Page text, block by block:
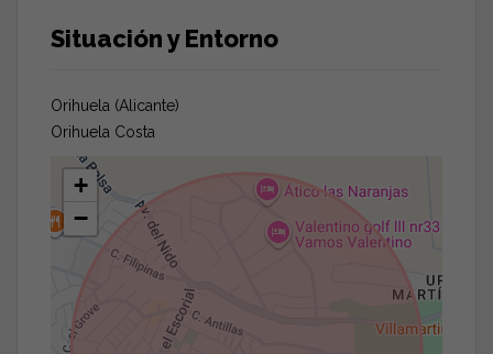
Situación y Entorno
Orihuela (Alicante)
Orihuela Costa
+
−